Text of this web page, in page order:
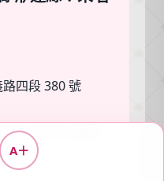
四段 380 號
（週日
A＋